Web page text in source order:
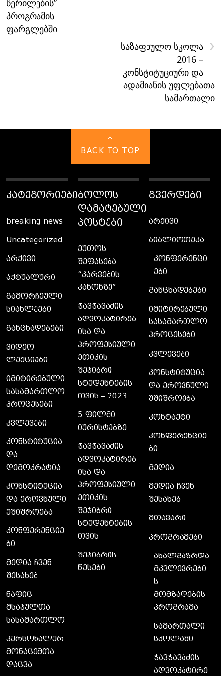
წერილების”
პროგრამის
ფარგლებში
›
საზაფხულო სკოლა
2016 –
კონსტიტუციური და
ადამიანის უფლებათა
სამართალი
BACK TO TOP
ᲙᲐᲢᲔᲒᲝᲠᲘᲔᲑᲘ
breaking news
Uncategorized
არქივი
აქტუალური
გამორჩეული
სიახლეები
განცხადებები
ვიდეო
ლექციები
იმიტირებული
სასამართლო
პროცესები
კვლევები
კონსტიტუცია
და
დემოკრატია
კონსტიტუცია
და ეროვნული
უშიშროება
კონფერენციე
ბი
მედია ჩვენ
შესახებ
ნაფიც
მსაჯულთა
სასამართლო
პერსონალურ
მონაცემთა
დაცვა
ᲑᲝᲚᲝᲡ
ᲓᲐᲛᲐᲢᲔᲑᲣᲚᲘ
ᲞᲝᲡᲢᲔᲑᲘ
ეუთოს
შეფასება
“კარვების
კანონზე”
ჭავჭავაძის
ადვოკატირებ
ისა და
პროფესიული
ეთიკის
შეჯიბრი
სტუდენტების
თვის – 2023
5 ფილმი
იურისტებზე
ჭავჭავაძის
ადვოკატირებ
ისა და
პროფესიული
ეთიკის
შეჯიბრი
სტუდენტების
თვის
შეჯიბრის
წესები
ᲒᲕᲔᲠᲓᲔᲑᲘ
არქივი
ბიბლიოთეკა
კონფერენცი
ები
განცხადებები
იმიტირებული
სასამართლო
პროცესები
კვლევები
კონსტიტუცია
და ეროვნული
უშიშროება
კონტაქტი
კონფერენციე
ბი
მედია
მედია ჩვენ
შესახებ
მთავარი
პროგრამები
ახალგაზრდა
მკვლევრები
ს
მომზადების
პროგრამა
სამართალი
სკოლაში
ჭავჭავაძის
ადვოკატირე